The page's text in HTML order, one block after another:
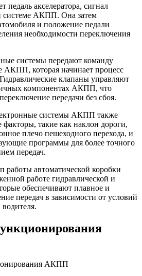
педаль акселератора, сигнал
системе АКПП. Она затем
и положение педали
необходимости переключения
системы передают команду
АКПП, которая начинает процесс
клапаны управляют
компонентах АКПП, что
передачи без сбоя.
системы АКПП также
факторы, такие как наклон дороги,
плечо пешеходного перехода, и
программы для более точного
передач.
автоматической коробки
работе гидравлической и
обеспечивают плавное и
передач в зависимости от условий